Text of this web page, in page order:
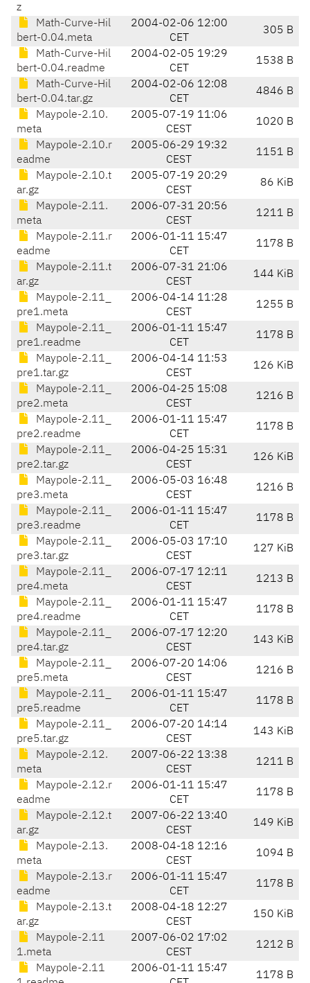
z
Math-Curve-Hil
bert-0.04.meta
2004-02-06 12:00
CET
305 B
Math-Curve-Hil
bert-0.04.readme
2004-02-05 19:29
CET
1538 B
Math-Curve-Hil
bert-0.04.tar.gz
2004-02-06 12:08
CET
4846 B
Maypole-2.10.
meta
2005-07-19 11:06
CEST
1020 B
Maypole-2.10.r
eadme
2005-06-29 19:32
CEST
1151 B
Maypole-2.10.t
ar.gz
2005-07-19 20:29
CEST
86 KiB
Maypole-2.11.
meta
2006-07-31 20:56
CEST
1211 B
Maypole-2.11.r
eadme
2006-01-11 15:47
CET
1178 B
Maypole-2.11.t
ar.gz
2006-07-31 21:06
CEST
144 KiB
Maypole-2.11_
pre1.meta
2006-04-14 11:28
CEST
1255 B
Maypole-2.11_
pre1.readme
2006-01-11 15:47
CET
1178 B
Maypole-2.11_
pre1.tar.gz
2006-04-14 11:53
CEST
126 KiB
Maypole-2.11_
pre2.meta
2006-04-25 15:08
CEST
1216 B
Maypole-2.11_
pre2.readme
2006-01-11 15:47
CET
1178 B
Maypole-2.11_
pre2.tar.gz
2006-04-25 15:31
CEST
126 KiB
Maypole-2.11_
pre3.meta
2006-05-03 16:48
CEST
1216 B
Maypole-2.11_
pre3.readme
2006-01-11 15:47
CET
1178 B
Maypole-2.11_
pre3.tar.gz
2006-05-03 17:10
CEST
127 KiB
Maypole-2.11_
pre4.meta
2006-07-17 12:11
CEST
1213 B
Maypole-2.11_
pre4.readme
2006-01-11 15:47
CET
1178 B
Maypole-2.11_
pre4.tar.gz
2006-07-17 12:20
CEST
143 KiB
Maypole-2.11_
pre5.meta
2006-07-20 14:06
CEST
1216 B
Maypole-2.11_
pre5.readme
2006-01-11 15:47
CET
1178 B
Maypole-2.11_
pre5.tar.gz
2006-07-20 14:14
CEST
143 KiB
Maypole-2.12.
meta
2007-06-22 13:38
CEST
1211 B
Maypole-2.12.r
eadme
2006-01-11 15:47
CET
1178 B
Maypole-2.12.t
ar.gz
2007-06-22 13:40
CEST
149 KiB
Maypole-2.13.
meta
2008-04-18 12:16
CEST
1094 B
Maypole-2.13.r
eadme
2006-01-11 15:47
CET
1178 B
Maypole-2.13.t
ar.gz
2008-04-18 12:27
CEST
150 KiB
Maypole-2.11
1.meta
2007-06-02 17:02
CEST
1212 B
Maypole-2.11
2006-01-11 15:47
1178 B